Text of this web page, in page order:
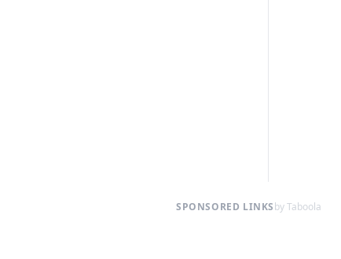
SPONSORED LINKSby Taboola